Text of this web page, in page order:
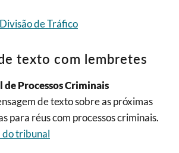
Divisão de Tráfico
texto com lembretes
de Processos Criminais
de texto sobre as próximas
para réus com processos criminais.
do tribunal